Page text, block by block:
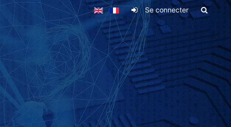
Se connecter